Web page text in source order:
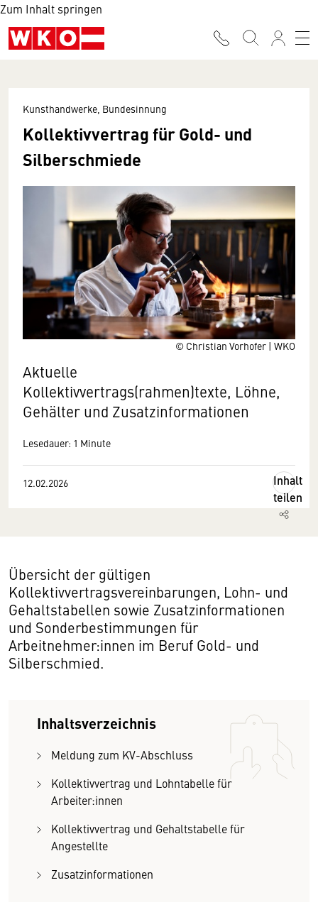
Zum Inhalt springen
© Christian Vorhofer | WKO
Kunsthandwerke, Bundesinnung
Kollektivvertrag für Gold- und
Silberschmiede
Aktuelle
Kollektivvertrags(rahmen)texte, Löhne,
Gehälter und Zusatzinformationen
Lesedauer: 1 Minute
12.02.2026
Inhalt
teilen
Übersicht der gültigen
Kollektivvertragsvereinbarungen, Lohn- und
Gehaltstabellen sowie Zusatzinformationen
und Sonderbestimmungen für
Arbeitnehmer:innen im Beruf Gold- und
Silberschmied.
Inhaltsverzeichnis
Meldung zum KV-Abschluss
Kollektivvertrag und Lohntabelle für
Arbeiter:innen
Kollektivvertrag und Gehaltstabelle für
Angestellte
Zusatzinformationen